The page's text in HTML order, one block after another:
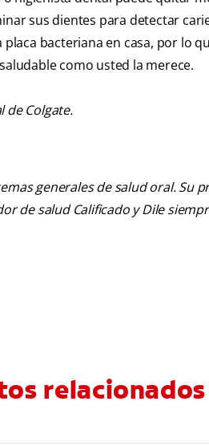
sus dientes para detectar
bacteriana en casa, por lo
como usted la merece.
de Colgate.
generales de salud oral.
de salud Calificado y Dile
relacionados